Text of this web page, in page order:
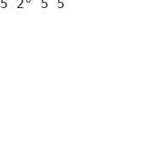
2° 5 5